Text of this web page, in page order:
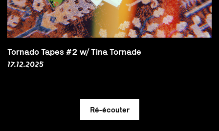
Tornado Tapes #2 w/ Tina Tornade
17.12.2025